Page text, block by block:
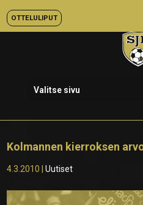
OTTELULIPUT
Valitse sivu
Kolmannen kierroksen
4.3.2010 |Uutiset